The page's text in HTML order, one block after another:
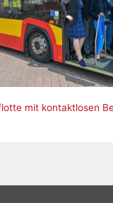
mit kontaktlosen